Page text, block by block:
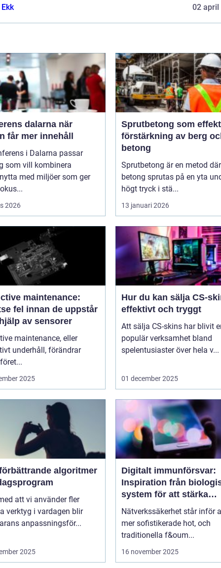
02 april
dalarna när
får mer innehåll
i Dalarna passar
som vill kombinera
med miljöer som ger
2026
Sprutbetong som
förstärkning av berg
betong
Sprutbetong är en metod där
betong sprutas på en yta
högt tryck i stä...
13 januari 2026
maintenance:
fel innan de uppstår
av sensorer
maintenance, eller
underhåll, förändrar
2025
Hur du kan sälja CS-
effektivt och tryggt
Att sälja CS-skins har blivit
populär verksamhet bland
spelentusiaster över hela v...
01 december 2025
algoritmer
att vi använder fler
verktyg i vardagen blir
anpassningsför...
2025
Digitalt immunförsvar:
Inspiration från
system för att stärka
nätverkssäkerhet
Nätverkssäkerhet står inför
mer sofistikerade hot, och
traditionella f&oum...
16 november 2025